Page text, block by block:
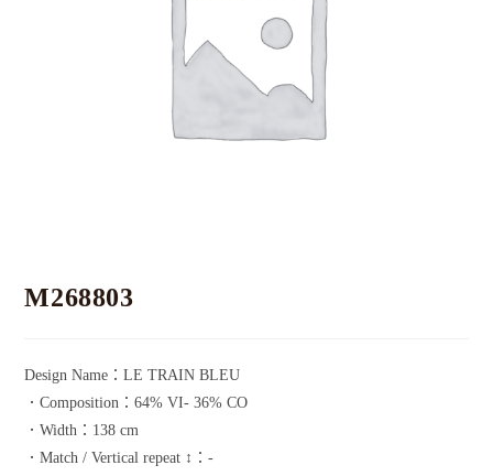
M268803
Design Name：LE TRAIN BLEU
．Composition：64% VI- 36% CO
．Width：138 cm
．Match / Vertical repeat ↕：-